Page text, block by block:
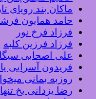
ماکان بند رویای
حامد همایون
فرزاد فرخ نور
فرزاد فرزین کلبه
علی اصحابی
فریدون آسرایی
روزبه بمانی
رضا یزدانی یخ